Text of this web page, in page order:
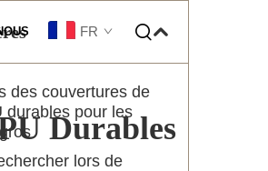
FR
Durables
des couvertures de
durables pour les
lors de